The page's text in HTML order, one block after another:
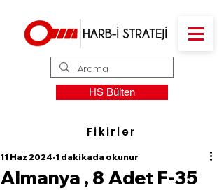
HS Bülten
Fikirler
Almanya , 8 Adet F-35
11 Haz 2024 1 dakikada okunur